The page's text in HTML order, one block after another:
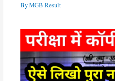
ByMGB Result